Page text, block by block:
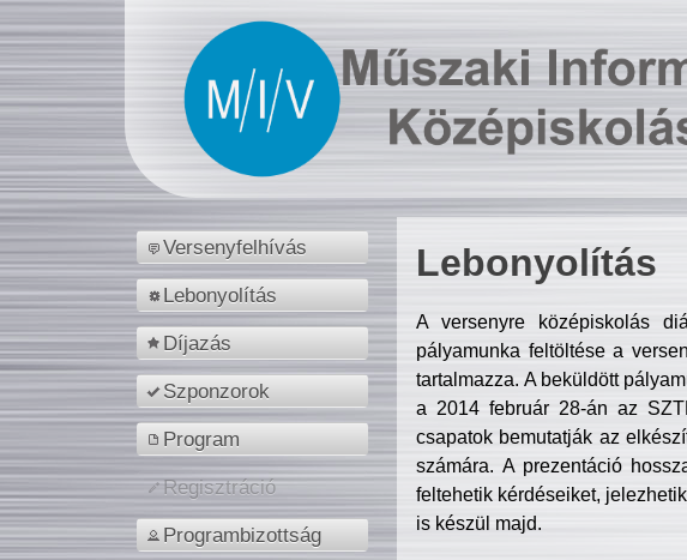
Versenyfelhívás
Lebonyolítás
Díjazás
Szponzorok
Program
Regisztráció
Programbizottság
Lebonyolítás
A versenyre középiskolás
pályamunka feltöltése a
tartalmazza. A beküldött
a 2014 február 28-án az
csapatok bemutatják az
számára. A prezentáció
feltehetik kérdéseiket,
is készül majd.